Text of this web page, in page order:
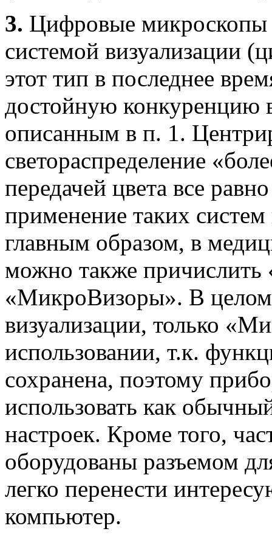
3. Цифровые микроскопы
системой визуализации
этот тип в последнее
достойную конкуренцию
описанным в п. 1.
светораспределение
передачей цвета все
применение таких
главным образом, в
можно также
«МикроВизоры». В
визуализации, только
использовании, т.к.
сохранена, поэтому
использовать как
настроек. Кроме того,
оборудованы разъемом
легко перенести
компьютер.